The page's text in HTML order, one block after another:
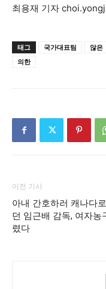
최용재 기자
태그 국가대표팀 않은
의한
이전 기사
아내 간호하러 캐나다
던 임근배 감독, 여자농
렸다